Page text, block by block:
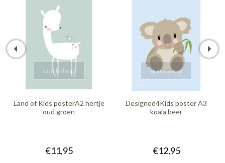
quickshop
Land of Kids posterA2 hertje
oud groen
€11,95
quickshop
Designed4Kids poster A3
koala beer
€12,95